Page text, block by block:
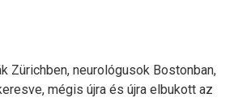
neurológusok Bostonban,
mégis újra és újra elbukott az